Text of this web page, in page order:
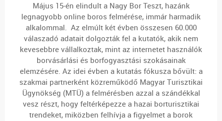
Május 15-én elindult a Nagy Bor Teszt, hazánk
legnagyobb online boros felmérése, immár harmadik
alkalommal. Az elmúlt két évben összesen 60.000
válaszadó adatait dolgozták fel a kutatók, akik nem
kevesebbre vállalkoztak, mint az internetet használók
borvásárlási és borfogyasztási szokásainak
elemzésére. Az idei évben a kutatás fókusza bővült: a
szakmai partnerként közreműködő Magyar Turisztikai
Ügynökség (MTÜ) a felmérésben azzal a szándékkal
vesz részt, hogy feltérképezze a hazai borturisztikai
trendeket, miközben felhívja a figyelmet a borok